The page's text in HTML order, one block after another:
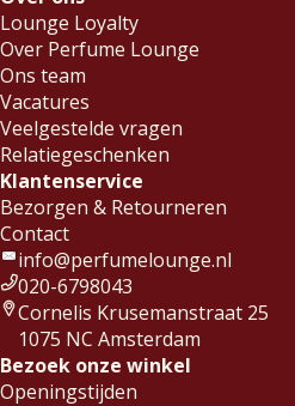
Lounge Loyalty
Over Perfume Lounge
Ons team
Vacatures
Veelgestelde vragen
Relatiegeschenken
Klantenservice
Bezorgen & Retourneren
Contact
info@perfumelounge.nl
020-6798043
Cornelis Krusemanstraat 25
1075 NC Amsterdam
Bezoek onze winkel
Openingstijden